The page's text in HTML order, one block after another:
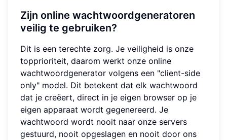
Zijn online wachtwoordgeneratoren
veilig te gebruiken?
Dit is een terechte zorg. Je veiligheid is onze
topprioriteit, daarom werkt onze online
wachtwoordgenerator volgens een "client-side
only" model. Dit betekent dat elk wachtwoord
dat je creëert, direct in je eigen browser op je
eigen apparaat wordt gegenereerd. Je
wachtwoord wordt nooit naar onze servers
gestuurd, nooit opgeslagen en nooit door ons